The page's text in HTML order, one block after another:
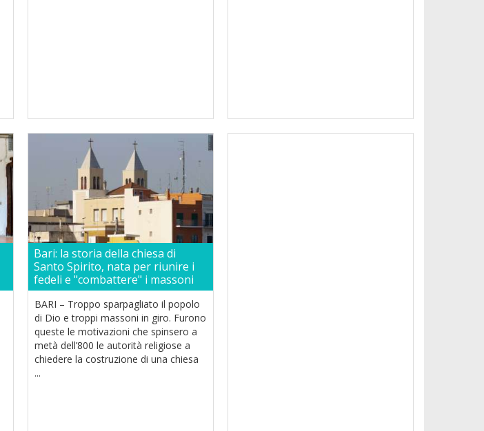
Bari: la storia della chiesa di
Santo Spirito, nata per riunire i
fedeli e "combattere" i massoni
BARI – Troppo sparpagliato il popolo
di Dio e troppi massoni in giro. Furono
queste le motivazioni che spinsero a
metà dell’800 le autorità religiose a
chiedere la costruzione di una chiesa
...